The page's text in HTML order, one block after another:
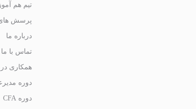
تیم هم آموز
پرسش
درباره ما
تماس با ما
همکاری
دوره
دوره CFA